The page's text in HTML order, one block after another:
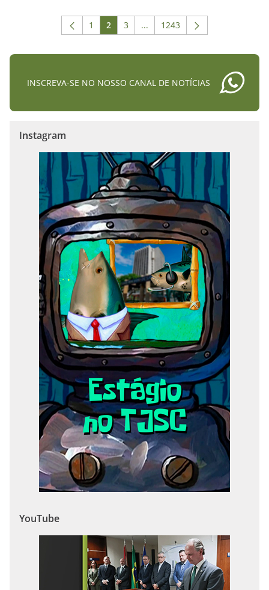
Página
1 Página
2 Página
3 ...Páginas intermediárias Usar
Página
1243
INSCREVA-SE NO NOSSO CANAL DE NOTÍCIAS
Instagram
YouTube